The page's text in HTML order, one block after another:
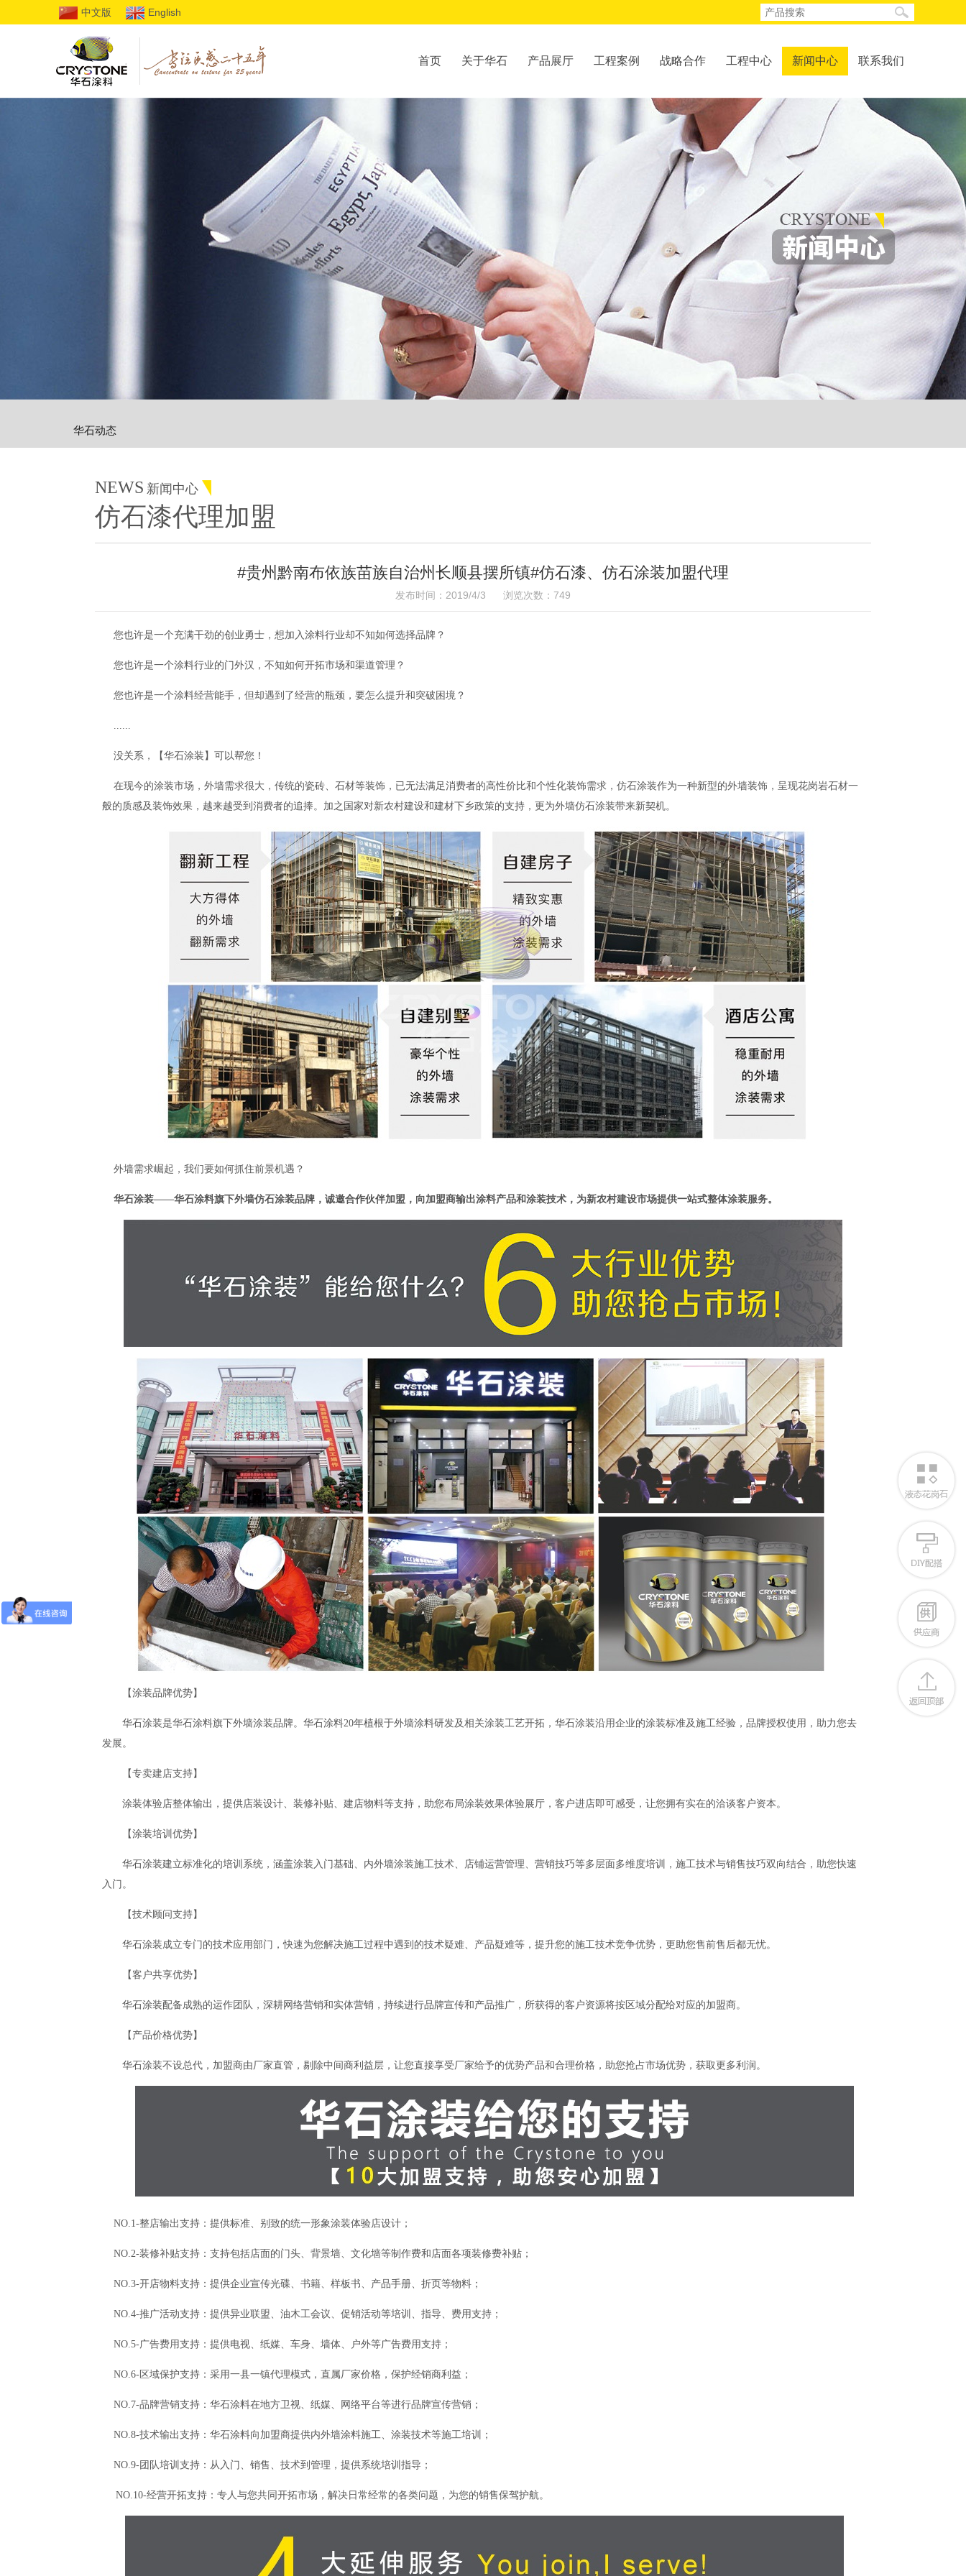
中文版 English
首页 关于华石 产品展厅 工程案例 战略合作 工程中心 新闻中心 联系我们
华石动态
NEWS 新闻中心
仿石漆代理加盟
#贵州黔南布依族苗族自治州长顺县摆所镇#仿石漆、仿石涂装加盟代理
发布时间：2019/4/3 浏览次数：749
您也许是一个充满干劲的创业勇士，想加入涂料行业却不知如何选择品牌？
您也许是一个涂料行业的门外汉，不知如何开拓市场和渠道管理？
您也许是一个涂料经营能手，但却遇到了经营的瓶颈，要怎么提升和突破困境？
......
没关系，【华石涂装】可以帮您！
在现今的涂装市场，外墙需求很大，传统的瓷砖、石材等装饰，已无法满足消费者的高性价比和个性化装饰需求，仿石涂装作为一种新型的外墙装饰，呈现花岗岩石材一
般的质感及装饰效果，越来越受到消费者的追捧。加之国家对新农村建设和建材下乡政策的支持，更为外墙仿石涂装带来新契机。
外墙需求崛起，我们要如何抓住前景机遇？
华石涂装——华石涂料旗下外墙仿石涂装品牌，诚邀合作伙伴加盟，向加盟商输出涂料产品和涂装技术，为新农村建设市场提供一站式整体涂装服务。
【涂装品牌优势】
华石涂装是华石涂料旗下外墙涂装品牌。华石涂料20年植根于外墙涂料研发及相关涂装工艺开拓，华石涂装沿用企业的涂装标准及施工经验，品牌授权使用，助力您去
发展。
【专卖建店支持】
涂装体验店整体输出，提供店装设计、装修补贴、建店物料等支持，助您布局涂装效果体验展厅，客户进店即可感受，让您拥有实在的洽谈客户资本。
【涂装培训优势】
华石涂装建立标准化的培训系统，涵盖涂装入门基础、内外墙涂装施工技术、店铺运营管理、营销技巧等多层面多维度培训，施工技术与销售技巧双向结合，助您快速
入门。
【技术顾问支持】
华石涂装成立专门的技术应用部门，快速为您解决施工过程中遇到的技术疑难、产品疑难等，提升您的施工技术竞争优势，更助您售前售后都无忧。
【客户共享优势】
华石涂装配备成熟的运作团队，深耕网络营销和实体营销，持续进行品牌宣传和产品推广，所获得的客户资源将按区域分配给对应的加盟商。
【产品价格优势】
华石涂装不设总代，加盟商由厂家直管，剔除中间商利益层，让您直接享受厂家给予的优势产品和合理价格，助您抢占市场优势，获取更多利润。
NO.1-整店输出支持：提供标准、别致的统一形象涂装体验店设计；
NO.2-装修补贴支持：支持包括店面的门头、背景墙、文化墙等制作费和店面各项装修费补贴；
NO.3-开店物料支持：提供企业宣传光碟、书籍、样板书、产品手册、折页等物料；
NO.4-推广活动支持：提供异业联盟、油木工会议、促销活动等培训、指导、费用支持；
NO.5-广告费用支持：提供电视、纸媒、车身、墙体、户外等广告费用支持；
NO.6-区域保护支持：采用一县一镇代理模式，直属厂家价格，保护经销商利益；
NO.7-品牌营销支持：华石涂料在地方卫视、纸媒、网络平台等进行品牌宣传营销；
NO.8-技术输出支持：华石涂料向加盟商提供内外墙涂料施工、涂装技术等施工培训；
NO.9-团队培训支持：从入门、销售、技术到管理，提供系统培训指导；
NO.10-经营开拓支持：专人与您共同开拓市场，解决日常经常的各类问题，为您的销售保驾护航。